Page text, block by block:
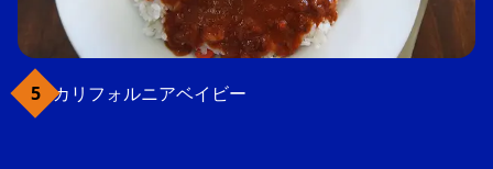
カリフォルニアベイビー